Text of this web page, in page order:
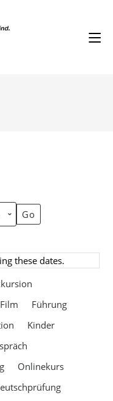
these dates.
Film
Führung
Kinder
Onlinekurs